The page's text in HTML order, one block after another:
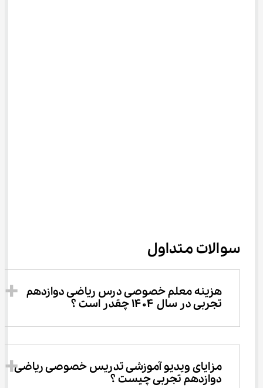
سوالات متداول
هزینه معلم خصوصی درس ریاضی دوازدهم
تجربی در سال ۱۴۰۴ چقدر است ؟
مزایای ویدیو آموزشی تدریس خصوصی ریاضی
دوازدهم تجربی چیست ؟